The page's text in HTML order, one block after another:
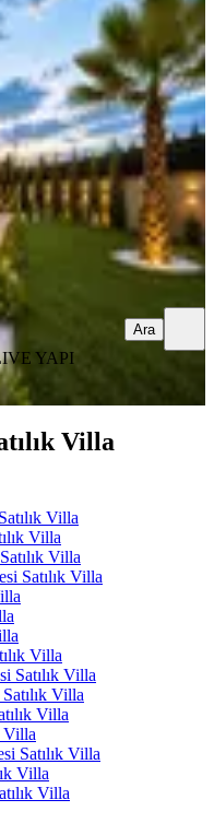
Mahallesi
YAPI
Ara
Villa
Villa
Villa
Villa
Satılık Villa
Villa
Satılık Villa
Villa
Villa
Villa
Satılık Villa
Villa
Villa